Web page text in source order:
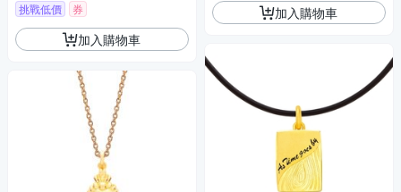
挑戰低價 券
加入購物車
加入購物車